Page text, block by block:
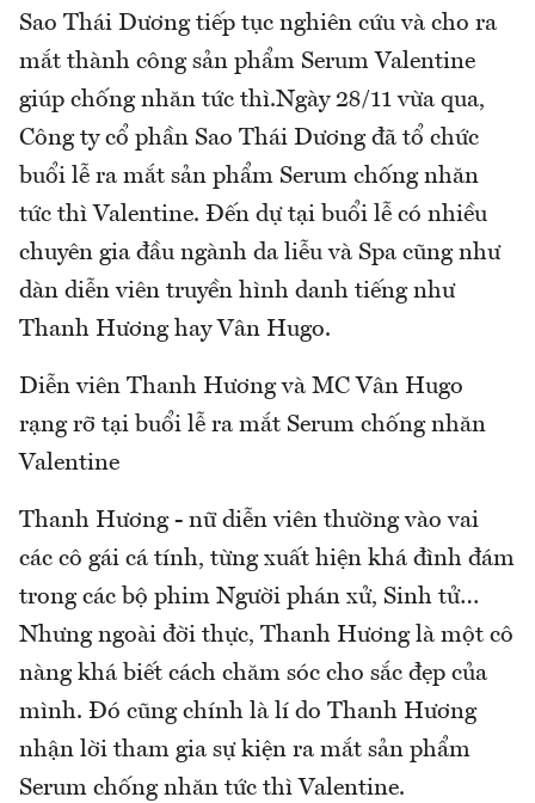
Sao Thái Dương tiếp tục nghiên cứu và cho ra
mắt thành công sản phẩm Serum Valentine
giúp chống nhăn tức thì.Ngày 28/11 vừa qua,
Công ty cổ phần Sao Thái Dương đã tổ chức
buổi lễ ra mắt sản phẩm Serum chống nhăn
tức thì Valentine. Đến dự tại buổi lễ có nhiều
chuyên gia đầu ngành da liễu và Spa cũng như
dàn diễn viên truyền hình danh tiếng như
Thanh Hương hay Vân Hugo.
Diễn viên Thanh Hương và MC Vân Hugo
rạng rỡ tại buổi lễ ra mắt Serum chống nhăn
Valentine
Thanh Hương - nữ diễn viên thường vào vai
các cô gái cá tính, từng xuất hiện khá đình đám
trong các bộ phim Người phán xử, Sinh tử…
Nhưng ngoài đời thực, Thanh Hương là một cô
nàng khá biết cách chăm sóc cho sắc đẹp của
mình. Đó cũng chính là lí do Thanh Hương
nhận lời tham gia sự kiện ra mắt sản phẩm
Serum chống nhăn tức thì Valentine.